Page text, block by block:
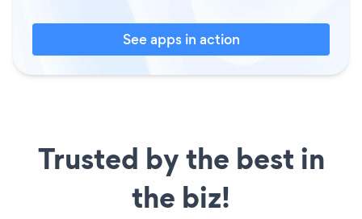
See apps in action
Trusted by the best in
the biz!